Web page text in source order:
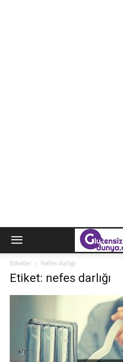
Etiketler Nefes darlığı
Etiket: nefes darlığı